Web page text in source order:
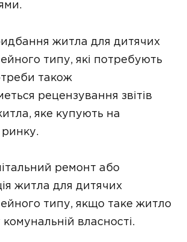
житла для дитячих
типу, які потребують
також
рецензування звітів
яке купують на
ремонт або
житла для дитячих
типу, якщо таке житло
власності.